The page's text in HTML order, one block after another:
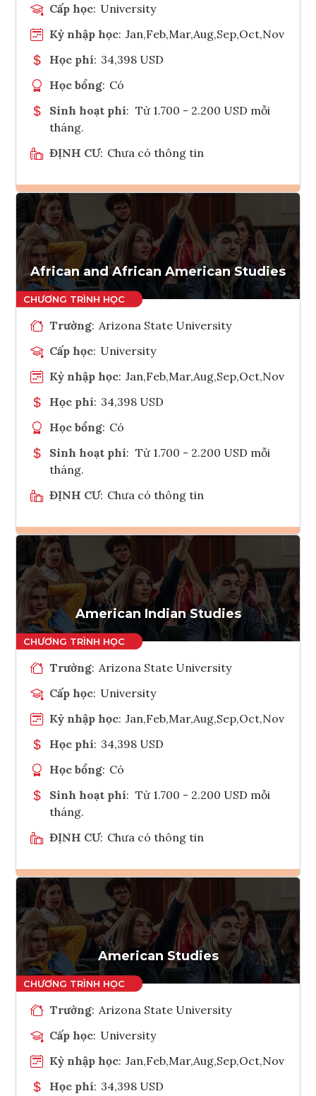
Cấp học: University
Kỳ nhập học: Jan,Feb,Mar,Aug,Sep,Oct,Nov
Học phí: 34,398 USD
Học bổng: Có
Sinh hoạt phí: Từ 1.700 - 2.200 USD mỗi
tháng.
ĐỊNH CƯ: Chưa có thông tin
Ghi danh
Tham vấn Interlink
African and African American Studies
Trường: Arizona State University
Cấp học: University
Kỳ nhập học: Jan,Feb,Mar,Aug,Sep,Oct,Nov
Học phí: 34,398 USD
Học bổng: Có
Sinh hoạt phí: Từ 1.700 - 2.200 USD mỗi
tháng.
ĐỊNH CƯ: Chưa có thông tin
Ghi danh
Tham vấn Interlink
American Indian Studies
Trường: Arizona State University
Cấp học: University
Kỳ nhập học: Jan,Feb,Mar,Aug,Sep,Oct,Nov
Học phí: 34,398 USD
Học bổng: Có
Sinh hoạt phí: Từ 1.700 - 2.200 USD mỗi
tháng.
ĐỊNH CƯ: Chưa có thông tin
Ghi danh
Tham vấn Interlink
American Studies
Trường: Arizona State University
Cấp học: University
Kỳ nhập học: Jan,Feb,Mar,Aug,Sep,Oct,Nov
Học phí: 34,398 USD